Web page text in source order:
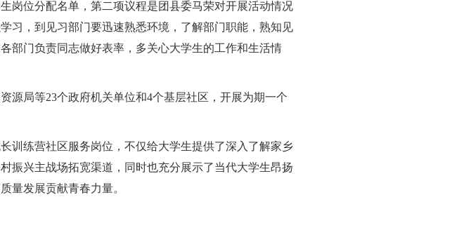
岗位分配名单，第二项议程是团县委马荣对开展活动情况
习，到见习部门要迅速熟悉环境，了解部门职能，熟知见
部门负责同志做好表率，多关心大学生的工作和生活情
源局等23个政府机关单位和4个基层社区，开展为期一个
训练营社区服务岗位，不仅给大学生提供了深入了解家乡
振兴主战场拓宽渠道，同时也充分展示了当代大学生昂扬
量发展贡献青春力量。